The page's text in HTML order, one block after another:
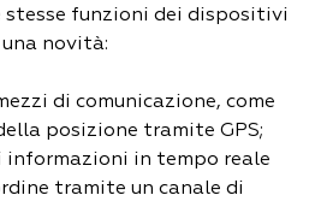
funzioni dei dispositivi
una novità:
di comunicazione, come
posizione tramite GPS;
informazioni in tempo reale
tramite un canale di